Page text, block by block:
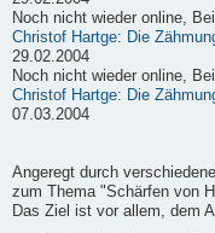
Noch nicht wieder online,
Christof Hartge: Die
29.02.2004
Noch nicht wieder online,
Christof Hartge: Die
07.03.2004
Angeregt durch
zum Thema "Schärfen von
Das Ziel ist vor allem, dem